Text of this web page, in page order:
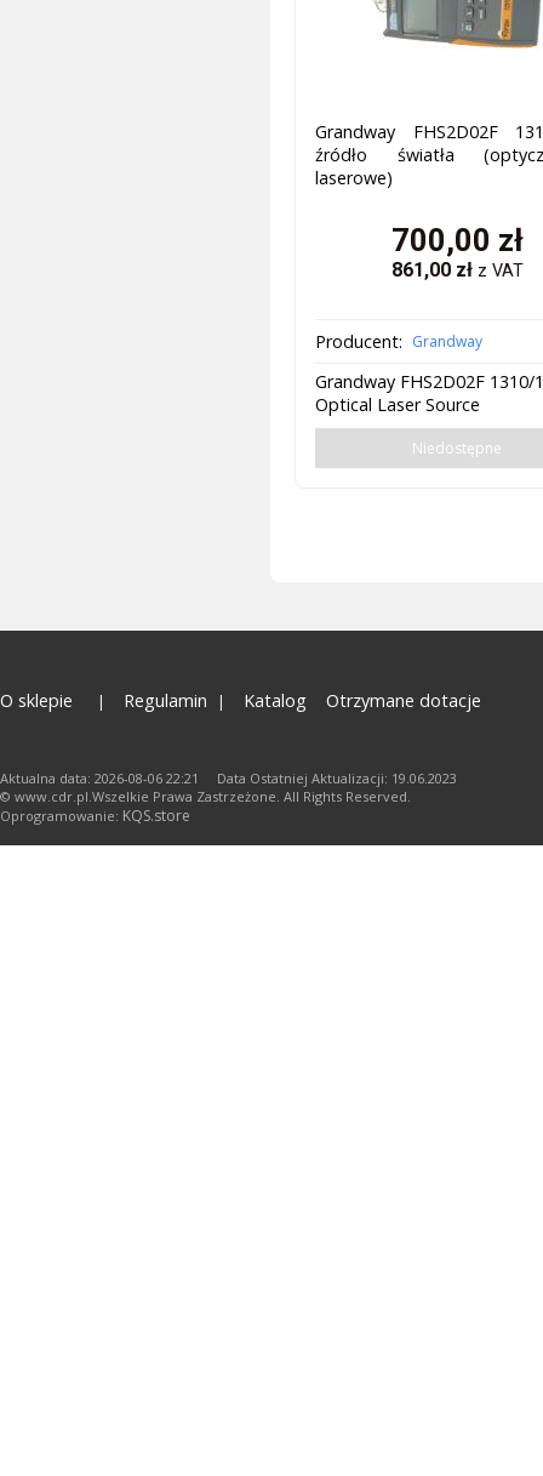
Grandway FHS2D02F
źródło światła
laserowe)
700,00 zł
861,00zł z VAT
Producent: Grandway
Grandway FHS2D02F 1310/
Optical Laser Source
Niedostępne
O sklepie Regulamin Katalog Otrzymane dotacje
Aktualna data: 2026-08-06 22:21 Data Ostatniej Aktualizacji: 19.06.2023
© www.cdr.pl.Wszelkie Prawa Zastrzeżone. All Rights Reserved.
Oprogramowanie: KQS.store